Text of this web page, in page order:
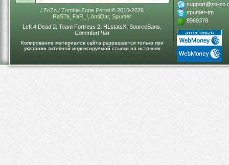
/.ZoZo./ Zombie Zone Portal © 2010-2026
RaSTa_FaR_I AntiQar, Spumer
Left 4 Dead 2, Team Fortress 2, HLstatsX, SourceBans,
Commfort Чат
Копирование материалов сайта разрешается только при
указании активной индексируемой ссылки на источник
support@zo-
spumer-tm
8969378